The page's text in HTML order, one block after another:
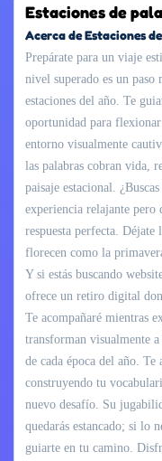
Estaciones de
Acerca de Estaciones
Prepárate para un viaje
nivel superado es un paso
estaciones del año. Te
oportunidad para
entorno visualmente
las palabras cobran vida,
paisaje estacional.
experiencia relajante pero
respuesta perfecta.
florecen como la
Y si estás buscando
ofrece un retiro digital
Te acompañaré mientras
transforman visualmente
de cada época del año. Te
construyendo tu
nuevo desafío. Su
quedarás estancado; si lo
guiarte en tu camino.